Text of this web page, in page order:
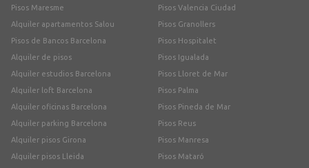
Pisos Maresme
Alquiler apartamentos Salou
Pisos de Bancos Barcelona
Alquiler de pisos
Alquiler estudios Barcelona
Alquiler loft Barcelona
Alquiler oficinas Barcelona
Alquiler parking Barcelona
Alquiler pisos Girona
Alquiler pisos Lleida
Pisos Valencia Ciudad
Pisos Granollers
Pisos Hospitalet
Pisos Igualada
Pisos Lloret de Mar
Pisos Palma
Pisos Pineda de Mar
Pisos Reus
Pisos Manresa
Pisos Mataró